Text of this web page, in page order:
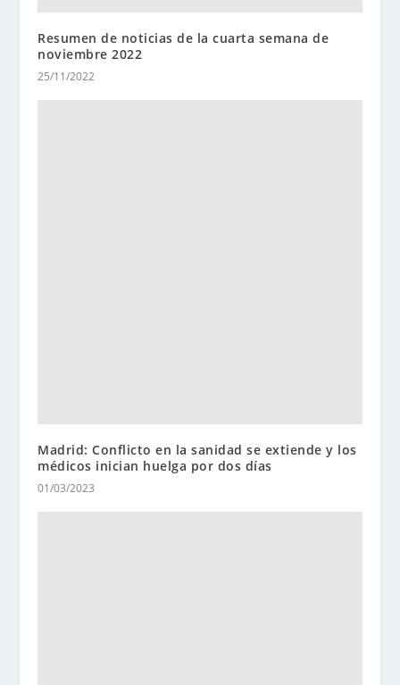
Resumen de noticias de la cuarta semana de
noviembre 2022
25/11/2022
Madrid: Conflicto en la sanidad se extiende y los
médicos inician huelga por dos días
01/03/2023